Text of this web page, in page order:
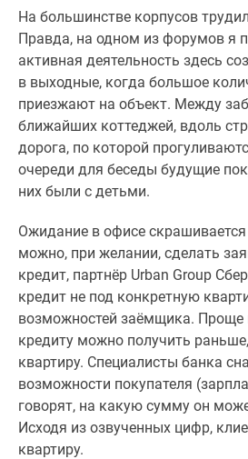
На большинстве корпусов
Правда, на одном из форумов я
активная деятельность здесь
в выходные, когда большое
приезжают на объект. Между
ближайших коттеджей, вдоль
дорога, по которой
очереди для беседы будущие
них были с детьми.
Ожидание в офисе
можно, при желании, сделать
кредит, партнёр Urban Group
кредит не под конкретную
возможностей заёмщика. Проще
кредиту можно получить
квартиру. Специалисты банка
возможности покупателя
говорят, на какую сумму он
Исходя из озвученных цифр,
квартиру.